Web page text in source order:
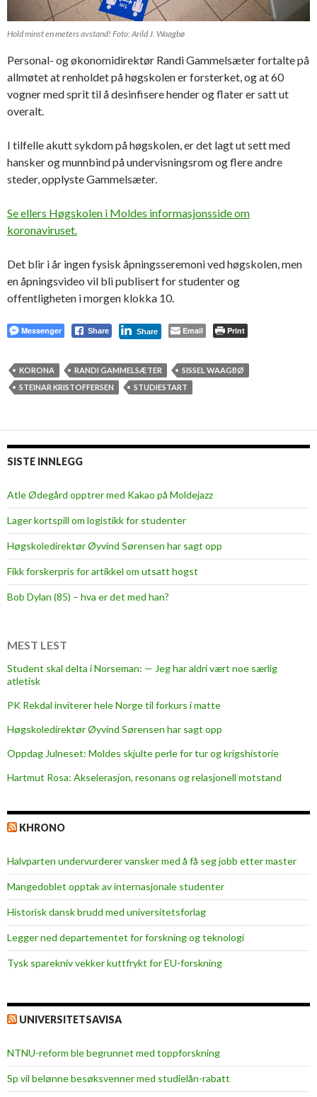
Hold minst en meters avstand! Foto: Arild J. Waagbø
Personal- og økonomidirektør Randi Gammelsæter fortalte på
allmøtet at renholdet på høgskolen er forsterket, og at 60
vogner med sprit til å desinfisere hender og flater er satt ut
overalt.
I tilfelle akutt sykdom på høgskolen, er det lagt ut sett med
hansker og munnbind på undervisningsrom og flere andre
steder, opplyste Gammelsæter.
Se ellers Høgskolen i Moldes informasjonsside om
koronaviruset.
Det blir i år ingen fysisk åpningsseremoni ved høgskolen, men
en åpningsvideo vil bli publisert for studenter og
offentligheten i morgen klokka 10.
Messenger Share Share Email Print
KORONA RANDI GAMMELSÆTER
SISSEL WAAGBØ
STEINAR KRISTOFFERSEN
STUDIESTART
SISTE INNLEGG
Atle Ødegård opptrer med Kakao på Moldejazz
Lager kortspill om logistikk for studenter
Høgskoledirektør Øyvind Sørensen har sagt opp
Fikk forskerpris for artikkel om utsatt hogst
Bob Dylan (85) – hva er det med han?
MEST LEST
Student skal delta i Norseman: — Jeg har aldri vært noe særlig
atletisk
PK Rekdal inviterer hele Norge til forkurs i matte
Høgskoledirektør Øyvind Sørensen har sagt opp
Oppdag Julneset: Moldes skjulte perle for tur og krigshistorie
Hartmut Rosa: Akselerasjon, resonans og relasjonell motstand
KHRONO
Halvparten undervurderer vansker med å få seg jobb etter master
Mangedoblet opptak av internasjonale studenter
Historisk dansk brudd med universitetsforlag
Legger ned departementet for forskning og teknologi
Tysk sparekniv vekker kuttfrykt for EU-forskning
UNIVERSITETSAVISA
NTNU-reform ble begrunnet med toppforskning
Sp vil belønne besøksvenner med studielån-rabatt